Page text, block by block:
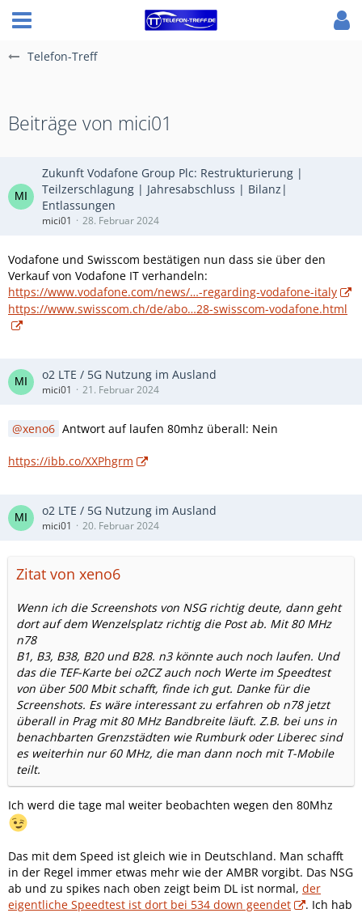
Telefon-Treff
Beiträge von mici01
Zukunft Vodafone Group Plc: Restrukturierung |
Teilzerschlagung | Jahresabschluss | Bilanz|
Entlassungen
mici01 28. Februar 2024
Vodafone und Swisscom bestätigen nun dass sie über den
Verkauf von Vodafone IT verhandeln:
https://www.vodafone.com/news/…-regarding-vodafone-italy
https://www.swisscom.ch/de/abo…28-swisscom-vodafone.html
o2 LTE / 5G Nutzung im Ausland
mici01 21. Februar 2024
xeno6 Antwort auf laufen 80mhz überall: Nein
https://ibb.co/XXPhgrm
o2 LTE / 5G Nutzung im Ausland
mici01 20. Februar 2024
Zitat von xeno6
Wenn ich die Screenshots von NSG richtig deute, dann geht
dort auf dem Wenzelsplatz richtig die Post ab. Mit 80 MHz
n78
B1, B3, B38, B20 und B28. n3 könnte auch noch laufen. Und
das die TEF-Karte bei o2CZ auch noch Werte im Speedtest
von über 500 Mbit schafft, finde ich gut. Danke für die
Screenshots. Es wäre interessant zu erfahren ob n78 jetzt
überall in Prag mit 80 MHz Bandbreite läuft. Z.B. bei uns in
benachbarten Grenzstädten wie Rumburk oder Liberec sind
es weiterhin nur 60 MHz, die man dann noch mit T-Mobile
teilt.
Ich werd die tage mal weiter beobachten wegen den 80Mhz
Das mit dem Speed ist gleich wie in Deutschland. Man schafft
in der Regel immer etwas mehr wie der AMBR vorgibt. Das NSG
ab und zu spikes nach oben zeigt beim DL ist normal, der
eigentliche Speedtest ist dort bei 534 down geendet
. Ich hab